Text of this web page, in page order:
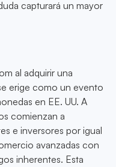
capturará un mayor
al adquirir una
erige como un evento
en EE. UU. A
comienzan a
e inversores por igual
avanzadas con
inherentes. Esta